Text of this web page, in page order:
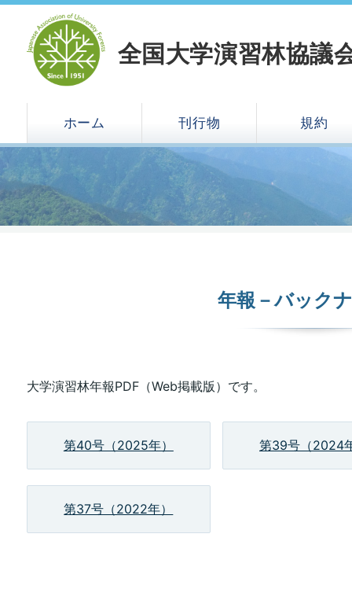
全国大学演習林協議
ホーム 刊行物 規約
年報－バック
大学演習林年報PDF（Web掲載版）です。
第40号（2025年） 第39号（2024
第37号（2022年）